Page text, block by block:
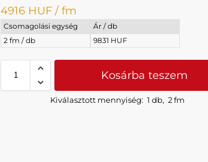
4916 HUF / fm
Csomagolási egység
Ár / db
2 fm / db
9831 HUF
Kosárba teszem
Kiválasztott mennyiség: 1 db,2 fm